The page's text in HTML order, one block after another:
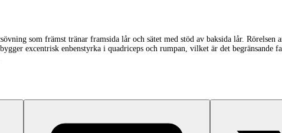
som främst tränar framsida lår och sätet med stöd av baksida lår.
excentrisk enbenstyrka i quadriceps och rumpan, vilket är det